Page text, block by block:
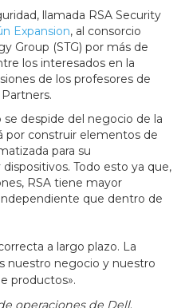
llamada RSA Security
Expansion, al consorcio
Group (STG) por más de
los interesados en la
de los profesores de
despide del negocio de la
por construir elementos de
para su
Todo esto ya que,
RSA tiene mayor
que dentro de
a largo plazo. La
nuestro negocio y nuestro
productos».
operaciones de Dell.